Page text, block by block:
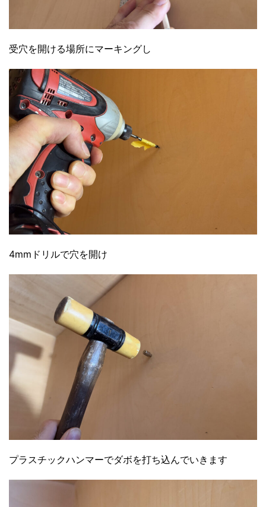
受穴を開ける場所にマーキングし
4mmドリルで穴を開け
プラスチックハンマーでダボを打ち込んでいきます